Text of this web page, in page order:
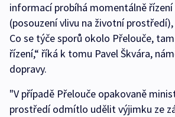
informací probíhá momentálně řízení
(posouzení vlivu na životní
Co se týče sporů okolo Přelouče,
řízení,“ říká k tomu Pavel Škvára,
dopravy.
"V případě Přelouče opakovaně
prostředí odmítlo udělit výjimku ze